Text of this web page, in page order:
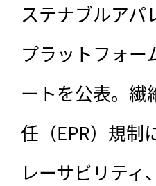
ステナブルアパ
プラットフォ
ートを公表。繊
任（EPR）規制
レーサビリテ